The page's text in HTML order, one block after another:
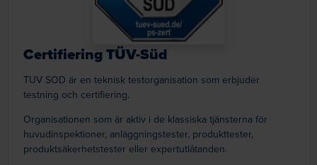
Certifiering TÜV-Süd
TUV SOD är en teknisk testorganisation som erbjuder
testning och certifiering.
Organisationen som är aktiv i de klassiska tjänsterna för
huvudinspektioner, anläggningstester, produkttester,
produktsäkerhetstester eller expertutlåtanden.